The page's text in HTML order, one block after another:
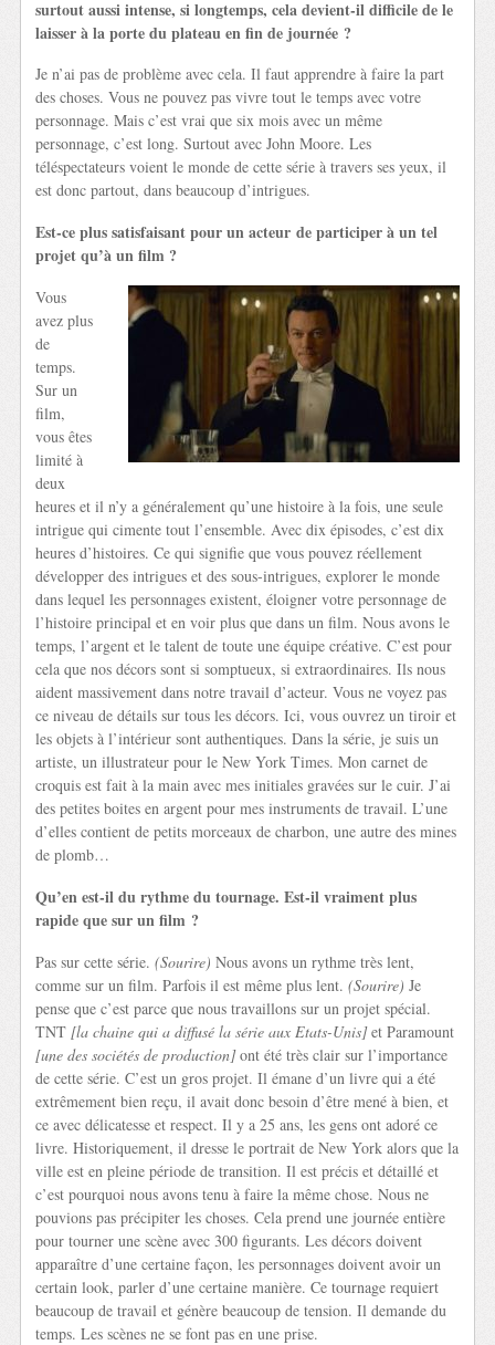
surtout aussi intense, si longtemps, cela devient-il difficile de le
laisser à la porte du plateau en fin de journée ?
Je n’ai pas de problème avec cela. Il faut apprendre à faire la part
des choses. Vous ne pouvez pas vivre tout le temps avec votre
personnage. Mais c’est vrai que six mois avec un même
personnage, c’est long. Surtout avec John Moore. Les
téléspectateurs voient le monde de cette série à travers ses yeux, il
est donc partout, dans beaucoup d’intrigues.
Est-ce plus satisfaisant pour un acteur de participer à un tel
projet qu’à un film ?
Vous
avez plus
de
temps.
Sur un
film,
vous êtes
limité à
deux
heures et il n’y a généralement qu’une histoire à la fois, une seule
intrigue qui cimente tout l’ensemble. Avec dix épisodes, c’est dix
heures d’histoires. Ce qui signifie que vous pouvez réellement
développer des intrigues et des sous-intrigues, explorer le monde
dans lequel les personnages existent, éloigner votre personnage de
l’histoire principal et en voir plus que dans un film. Nous avons le
temps, l’argent et le talent de toute une équipe créative. C’est pour
cela que nos décors sont si somptueux, si extraordinaires. Ils nous
aident massivement dans notre travail d’acteur. Vous ne voyez pas
ce niveau de détails sur tous les décors. Ici, vous ouvrez un tiroir et
les objets à l’intérieur sont authentiques. Dans la série, je suis un
artiste, un illustrateur pour le New York Times. Mon carnet de
croquis est fait à la main avec mes initiales gravées sur le cuir. J’ai
des petites boites en argent pour mes instruments de travail. L’une
d’elles contient de petits morceaux de charbon, une autre des mines
de plomb…
Qu’en est-il du rythme du tournage. Est-il vraiment plus
rapide que sur un film ?
Pas sur cette série.(Sourire)Nous avons un rythme très lent,
comme sur un film. Parfois il est même plus lent.(Sourire)Je
pense que c’est parce que nous travaillons sur un projet spécial.
TNT [la chaine qui a diffusé la série aux Etats-Unis]et Paramount
[une des sociétés de production]ont été très clair sur l’importance
de cette série. C’est un gros projet. Il émane d’un livre qui a été
extrêmement bien reçu, il avait donc besoin d’être mené à bien, et
ce avec délicatesse et respect. Il y a 25 ans, les gens ont adoré ce
livre. Historiquement, il dresse le portrait de New York alors que la
ville est en pleine période de transition. Il est précis et détaillé et
c’est pourquoi nous avons tenu à faire la même chose. Nous ne
pouvions pas précipiter les choses. Cela prend une journée entière
pour tourner une scène avec 300 figurants. Les décors doivent
apparaître d’une certaine façon, les personnages doivent avoir un
certain look, parler d’une certaine manière. Ce tournage requiert
beaucoup de travail et génère beaucoup de tension. Il demande du
temps. Les scènes ne se font pas en une prise.